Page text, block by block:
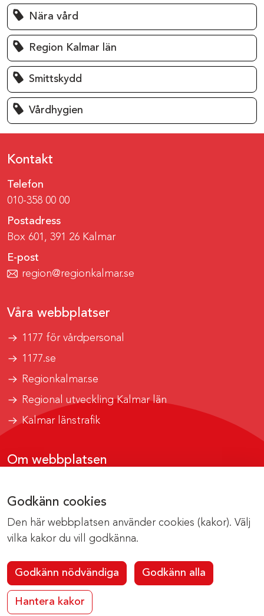
Godkänn cookies
Den här webbplatsen använder cookies (kakor). Välj
vilka kakor du vill godkänna.
Godkänn nödvändiga Godkänn alla
Hantera kakor
Nära vård
Region Kalmar län
Smittskydd
Vårdhygien
Kontakt
Telefon
010-358 00 00
Postadress
Box 601, 391 26 Kalmar
E-post
region@regionkalmar.se
Våra webbplatser
1177 för vårdpersonal
1177.se
Regionkalmar.se
Regional utveckling Kalmar län
Kalmar länstrafik
Om webbplatsen
Om cookies
Kontakta webbredaktionen